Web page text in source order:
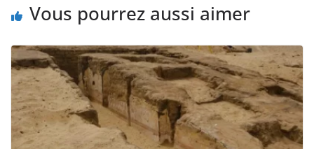
Vous pourrez aussi aimer